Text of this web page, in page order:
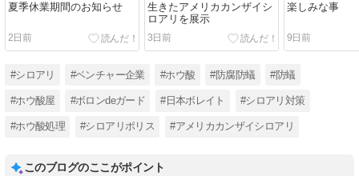
夏季休業期間のお知らせ
2日前
生きたアメリカカンザイシ
ロアリを展示
3日前
楽しみな事
9日前
#シロアリ #ベンチャー企業 #ホウ酸 #防腐防蟻 #防蟻
#ホウ酸屋 #ボロンdeガード #日本ボレイト #シロアリ対策
#ホウ酸処理 #シロアリポリス #アメリカカンザイシロアリ
このブログのここがポイント